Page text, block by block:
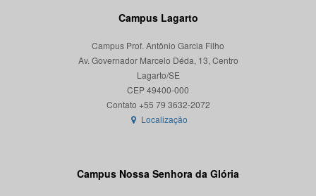
Campus Lagarto
Campus Prof. Antônio Garcia Filho
Av. Governador Marcelo Déda, 13, Centro
Lagarto/SE
CEP 49400-000
Localização
Campus Nossa Senhora da Glória